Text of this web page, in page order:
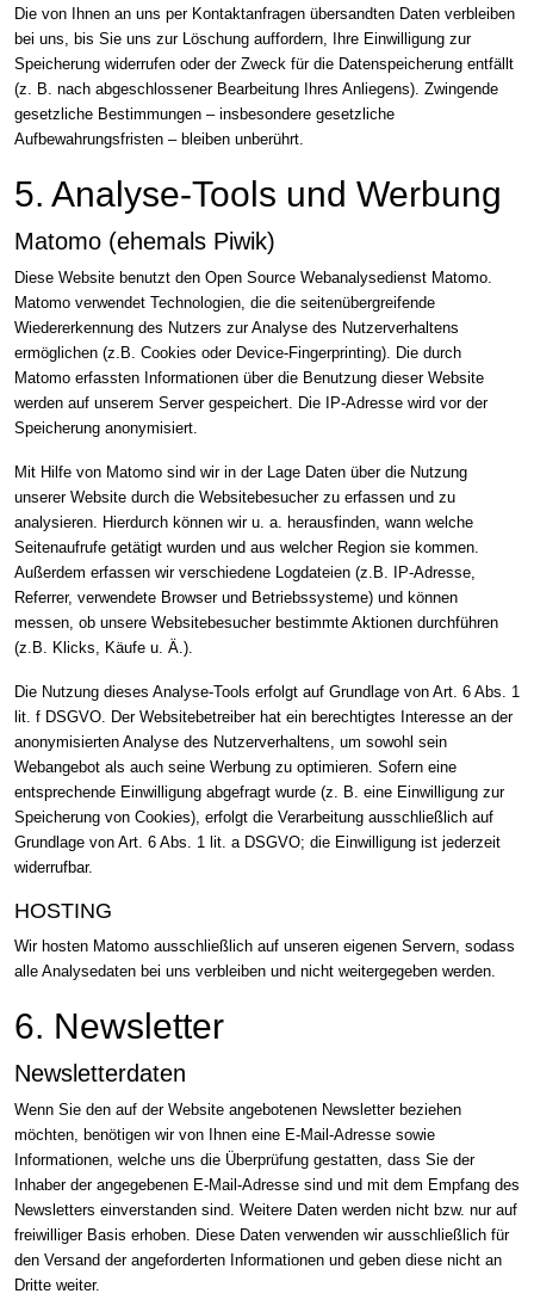
Die von Ihnen an uns per Kontaktanfragen übersandten Daten verbleiben
bei uns, bis Sie uns zur Löschung auffordern, Ihre Einwilligung zur
Speicherung widerrufen oder der Zweck für die Datenspeicherung entfällt
(z. B. nach abgeschlossener Bearbeitung Ihres Anliegens). Zwingende
gesetzliche Bestimmungen – insbesondere gesetzliche
Aufbewahrungsfristen – bleiben unberührt.
5. Analyse-Tools und Werbung
Matomo (ehemals Piwik)
Diese Website benutzt den Open Source Webanalysedienst Matomo.
Matomo verwendet Technologien, die die seitenübergreifende
Wiedererkennung des Nutzers zur Analyse des Nutzerverhaltens
ermöglichen (z.B. Cookies oder Device-Fingerprinting). Die durch
Matomo erfassten Informationen über die Benutzung dieser Website
werden auf unserem Server gespeichert. Die IP-Adresse wird vor der
Speicherung anonymisiert.
Mit Hilfe von Matomo sind wir in der Lage Daten über die Nutzung
unserer Website durch die Websitebesucher zu erfassen und zu
analysieren. Hierdurch können wir u. a. herausfinden, wann welche
Seitenaufrufe getätigt wurden und aus welcher Region sie kommen.
Außerdem erfassen wir verschiedene Logdateien (z.B. IP-Adresse,
Referrer, verwendete Browser und Betriebssysteme) und können
messen, ob unsere Websitebesucher bestimmte Aktionen durchführen
(z.B. Klicks, Käufe u. Ä.).
Die Nutzung dieses Analyse-Tools erfolgt auf Grundlage von Art. 6 Abs. 1
lit. f DSGVO. Der Websitebetreiber hat ein berechtigtes Interesse an der
anonymisierten Analyse des Nutzerverhaltens, um sowohl sein
Webangebot als auch seine Werbung zu optimieren. Sofern eine
entsprechende Einwilligung abgefragt wurde (z. B. eine Einwilligung zur
Speicherung von Cookies), erfolgt die Verarbeitung ausschließlich auf
Grundlage von Art. 6 Abs. 1 lit. a DSGVO; die Einwilligung ist jederzeit
widerrufbar.
HOSTING
Wir hosten Matomo ausschließlich auf unseren eigenen Servern, sodass
alle Analysedaten bei uns verbleiben und nicht weitergegeben werden.
6. Newsletter
Newsletter­daten
Wenn Sie den auf der Website angebotenen Newsletter beziehen
möchten, benötigen wir von Ihnen eine E-Mail-Adresse sowie
Informationen, welche uns die Überprüfung gestatten, dass Sie der
Inhaber der angegebenen E-Mail-Adresse sind und mit dem Empfang des
Newsletters einverstanden sind. Weitere Daten werden nicht bzw. nur auf
freiwilliger Basis erhoben. Diese Daten verwenden wir ausschließlich für
den Versand der angeforderten Informationen und geben diese nicht an
Dritte weiter.